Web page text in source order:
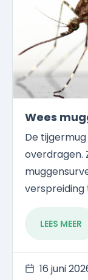
Wees
De
overdragen.
verspreiding
LEES MEER
16 juni